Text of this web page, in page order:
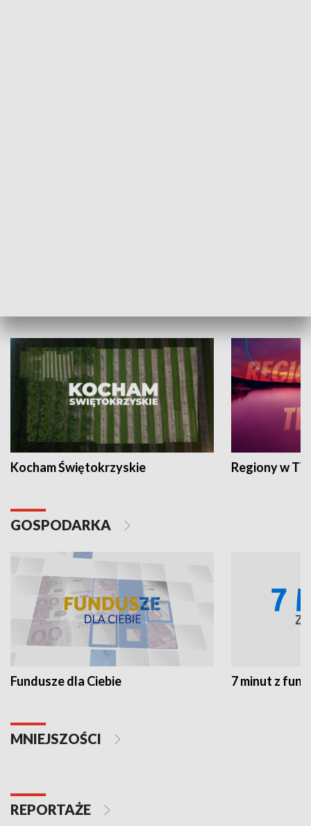
Kocham Świętokrzyskie Regiony w
GOSPODARKA
Fundusze dla Ciebie 7 minut z
MNIEJSZOŚCI
REPORTAŻE